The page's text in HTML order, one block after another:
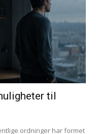
til
ordninger har formet